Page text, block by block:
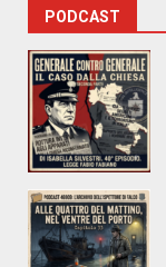
PODCAST